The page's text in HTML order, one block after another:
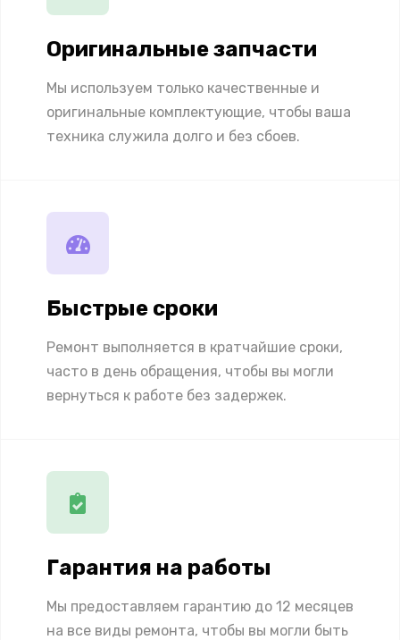
Оригинальные запчасти
Мы используем только качественные и
оригинальные комплектующие, чтобы ваша
техника служила долго и без сбоев.
Быстрые сроки
Ремонт выполняется в кратчайшие сроки,
часто в день обращения, чтобы вы могли
вернуться к работе без задержек.
Гарантия на работы
Мы предоставляем гарантию до 12 месяцев
на все виды ремонта, чтобы вы могли быть